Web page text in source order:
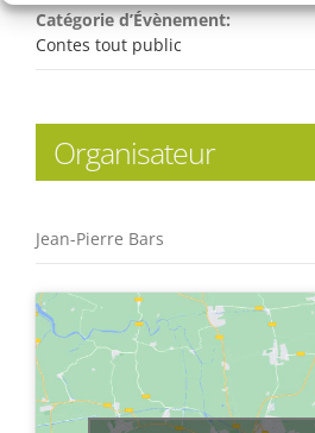
Catégorie d’Évènement:
Contes tout public
Organisateur
Jean-Pierre Bars